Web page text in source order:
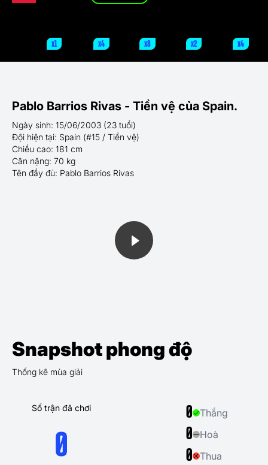
x1 x4 x8 x2 x4
Pablo Barrios Rivas - Tiền vệ của Spain.
Ngày sinh: 15/06/2003 (23 tuổi)
Đội hiện tại: Spain (#15 / Tiền vệ)
Chiều cao: 181 cm
Cân nặng: 70 kg
Tên đầy đủ: Pablo Barrios Rivas
Snapshot phong độ
Thống kê mùa giải
Số trận đã chơi
0
0 Thắng
0 Hoà
0 Thua